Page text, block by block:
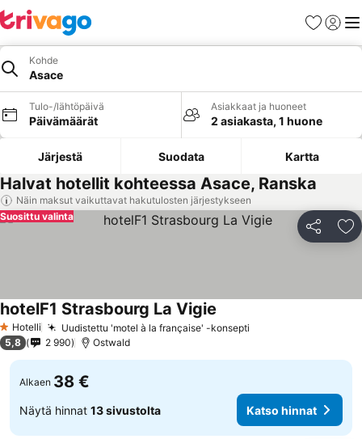
Suosikit
Kohde
Asace
Tulo-/lähtöpäivä
Päivämäärät
Asiakkaat ja huoneet
2 asiakasta, 1 huone
Järjestä Suodata Kartta
Halvat hotellit kohteessa Asace, Ranska
Näin maksut vaikuttavat hakutulosten järjestykseen
Jaa
Suosittu valinta
1 Tähtiluokitus
Hotelli Uudistettu 'motel à la française' -konsepti
hotelF1 Strasbourg La Vigie
5,8 2 990 Ostwald
Alkaen 38 €
Näytä hinnat 13 sivustolta Katso hinnat